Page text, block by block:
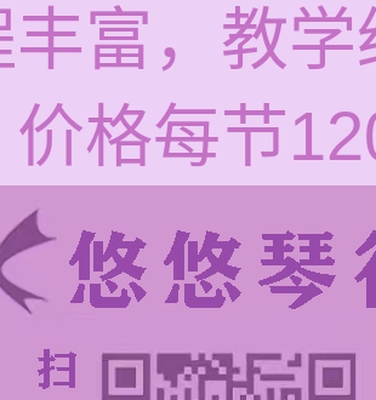
丰富，教
价格每节